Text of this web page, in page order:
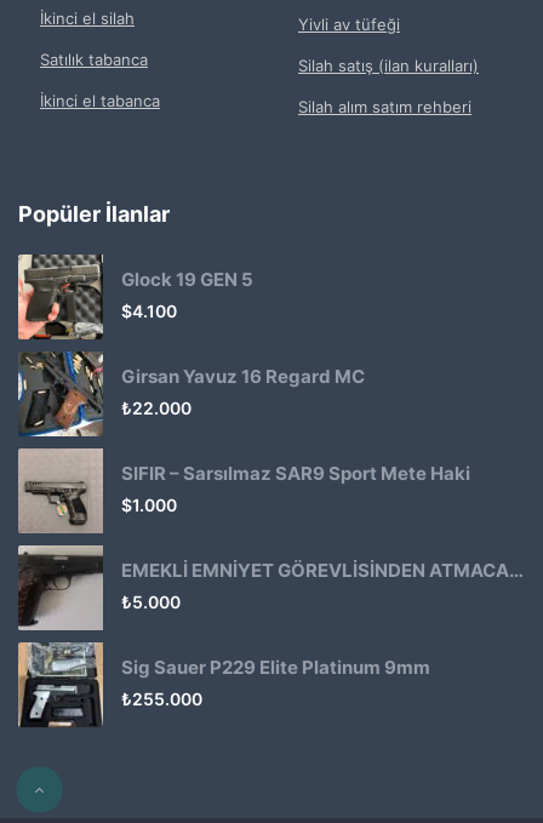
İkinci el silah
Satılık tabanca
İkinci el tabanca
Yivli av tüfeği
Silah satış (ilan kuralları)
Silah alım satım rehberi
Popüler İlanlar
Glock 19 GEN 5
$4.100
Girsan Yavuz 16 Regard MC
₺22.000
SIFIR – Sarsılmaz SAR9 Sport Mete Haki
$1.000
EMEKLİ EMNİYET GÖREVLİSİNDEN ATMACA 53 KLASİK14
₺5.000
Sig Sauer P229 Elite Platinum 9mm
₺255.000